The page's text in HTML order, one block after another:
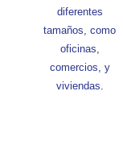
diferentes
tamaños, como
oficinas,
comercios, y
viviendas.